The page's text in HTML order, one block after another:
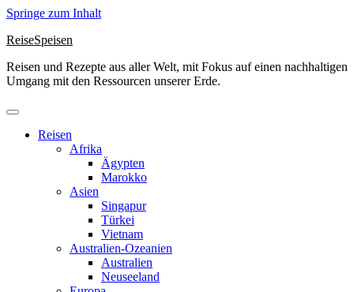
Springe zum Inhalt
ReiseSpeisen
Reisen und Rezepte aus aller Welt, mit Fokus auf einen nachhaltigen
Umgang mit den Ressourcen unserer Erde.
Reisen
Afrika
Ägypten
Marokko
Asien
Singapur
Türkei
Vietnam
Australien-Ozeanien
Australien
Neuseeland